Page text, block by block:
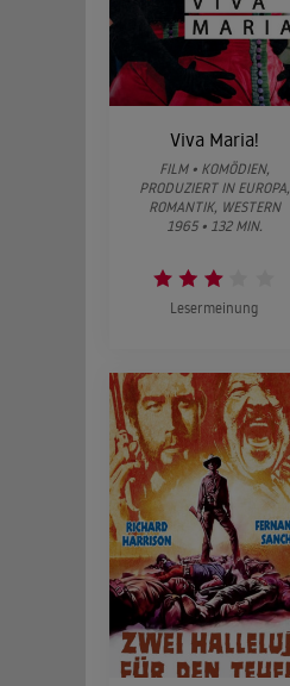
Viva Maria!
FILM • KOMÖDIEN,
PRODUZIERT IN EUROPA,
ROMANTIK, WESTERN
1965 • 132 MIN.
Lesermeinung